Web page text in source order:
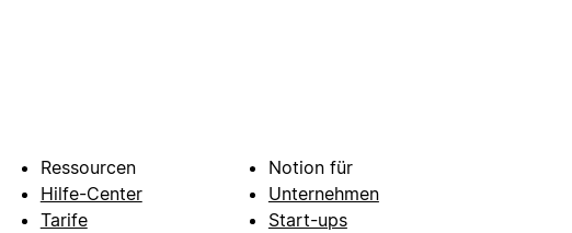
Ressourcen
Hilfe-Center
Tarife
Notion für
Unternehmen
Start-ups